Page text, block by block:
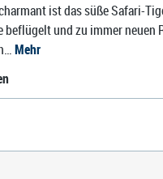
ist das süße Safari-
beflügelt und zu immer neuen
Mehr